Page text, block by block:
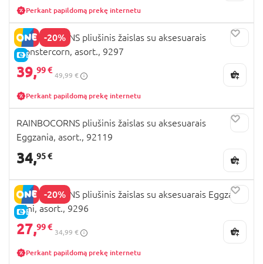
Perkant papildomą prekę internetu
-20%
E-KAINA
RAINBOCORNS pliušinis žaislas su aksesuarais
Monstercorn, asort., 9297
39,99 €
49,99 €
Perkant papildomą prekę internetu
RAINBOCORNS pliušinis žaislas su aksesuarais
Eggzania, asort., 92119
34,95 €
-20%
E-KAINA
RAINBOCORNS pliušinis žaislas su aksesuarais Eggzania
Mini, asort., 9296
27,99 €
34,99 €
Perkant papildomą prekę internetu